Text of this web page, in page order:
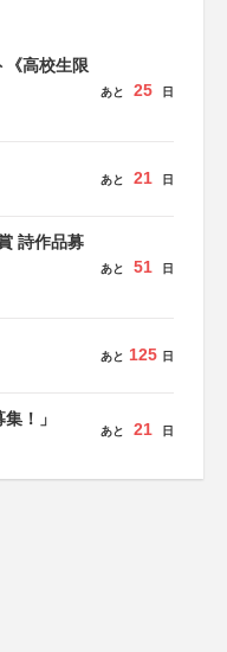
《高校生限
あと 25 日
あと 21 日
詩作品募
あと 51 日
あと 125 日
！」
あと 21 日